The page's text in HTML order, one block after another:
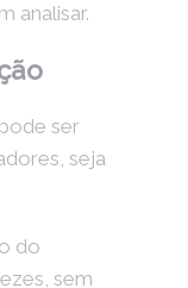
analisar.
ser
seja
do
sem